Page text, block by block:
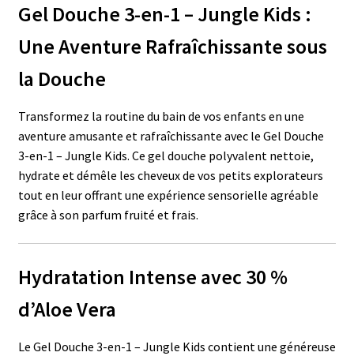
Gel Douche 3-en-1 – Jungle Kids :
Une Aventure Rafraîchissante sous
la Douche
Transformez la routine du bain de vos enfants en une
aventure amusante et rafraîchissante avec le Gel Douche
3-en-1 – Jungle Kids. Ce gel douche polyvalent nettoie,
hydrate et démêle les cheveux de vos petits explorateurs
tout en leur offrant une expérience sensorielle agréable
grâce à son parfum fruité et frais.
Hydratation Intense avec 30 %
d’Aloe Vera
Le Gel Douche 3-en-1 – Jungle Kids contient une généreuse